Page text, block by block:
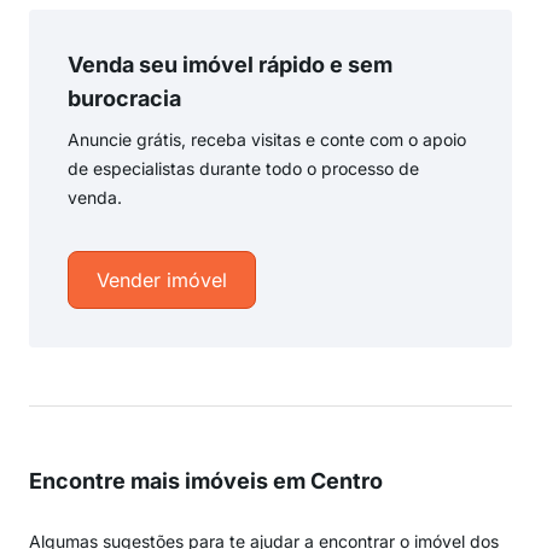
Venda seu imóvel rápido e sem
burocracia
Anuncie grátis, receba visitas e conte com o apoio
de especialistas durante todo o processo de
venda.
Vender imóvel
Encontre mais imóveis em Centro
Algumas sugestões para te ajudar a encontrar o imóvel dos